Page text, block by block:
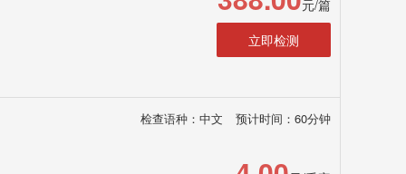
元/篇
立即检测
检查语种：中文 预计时间：60分钟